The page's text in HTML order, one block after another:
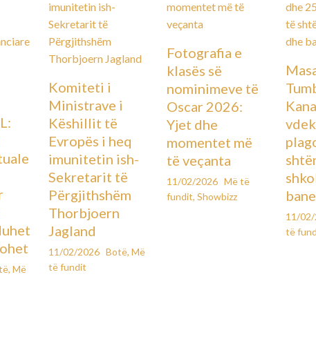
, Më
Komiteti i
Ministrave i
Këshillit të
Evropës i heq
imunitetin ish-
Sekretarit të
Përgjithshëm
Thorbjoern
Jagland
11/02/2026 Botë, Më
të fundit
Fotografia e
klasës së
nominimeve të
Oscar 2026:
Yjet dhe
momentet më
të veçanta
11/02/2026 Më të
fundit,Showbizz
11/
të